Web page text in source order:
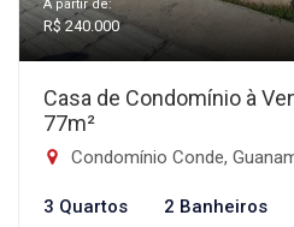
A partir de:
R$ 240.000
Casa de Condomínio à
77m²
Condomínio Conde,
3 Quartos 2 Banheiros